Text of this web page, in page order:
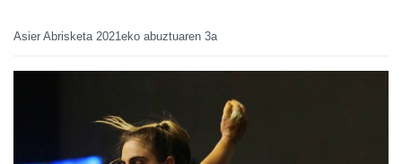
Asier Abrisketa 2021eko abuztuaren 3a